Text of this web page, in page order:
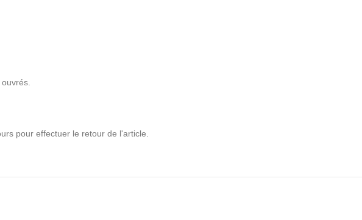
pour effectuer le retour de l'article.